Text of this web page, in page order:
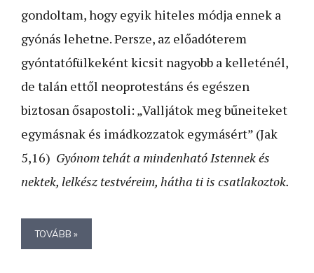
gondoltam, hogy egyik hiteles módja ennek a
gyónás lehetne. Persze, az előadóterem
gyóntatófülkeként kicsit nagyobb a kelleténél,
de talán ettől neoprotestáns és egészen
biztosan ősapostoli: „Valljátok meg bűneiteket
egymásnak és imádkozzatok egymásért” (Jak
5,16) Gyónom tehát a mindenható Istennek és
nektek, lelkész testvéreim, hátha ti is csatlakoztok.
TOVÁBB »